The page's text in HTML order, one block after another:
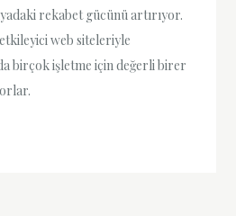
rekabet gücünü artırıyor.
web siteleriyle
birçok işletme için değerli birer